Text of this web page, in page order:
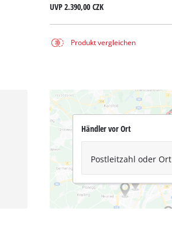
UVP2.390,00 CZK
Produkt vergleichen
Händler vor Ort
Postleitzahl oder Ort